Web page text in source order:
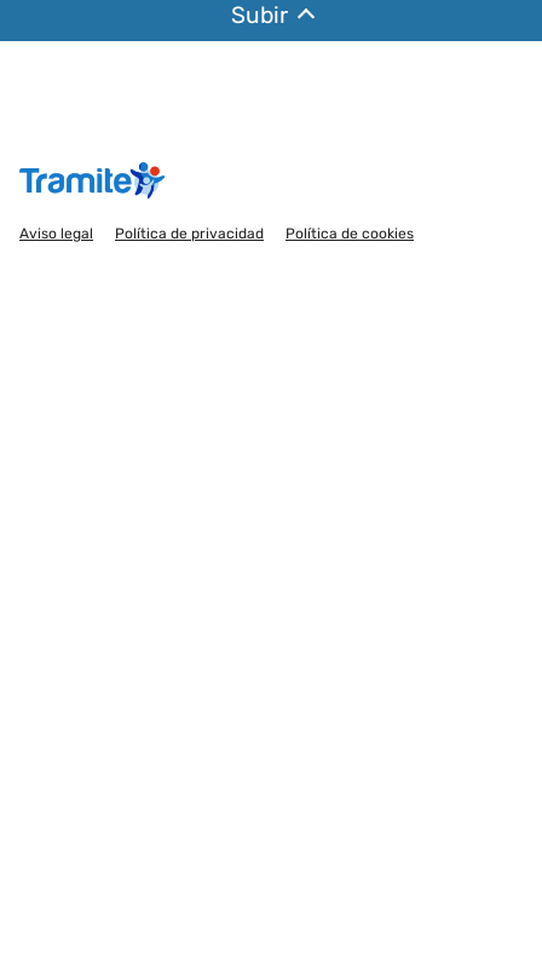
Subir
Aviso legal Política de privacidad Política de cookies